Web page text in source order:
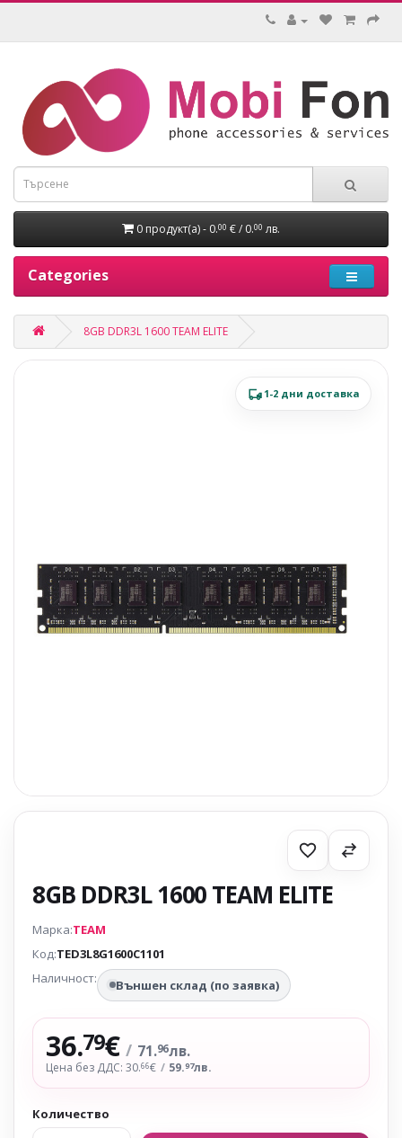
0 продукт(а) - 0.00 € / 0.00 лв.
Categories
8GB DDR3L 1600 TEAM ELITE
1-2 дни доставка
8GB DDR3L 1600 TEAM ELITE
Марка:TEAM
Код:TED3L8G1600C1101
Наличност:
Външен склад (по заявка)
36.79€ / 71.96лв.
Цена без ДДС: 30.66€ / 59.97лв.
Количество